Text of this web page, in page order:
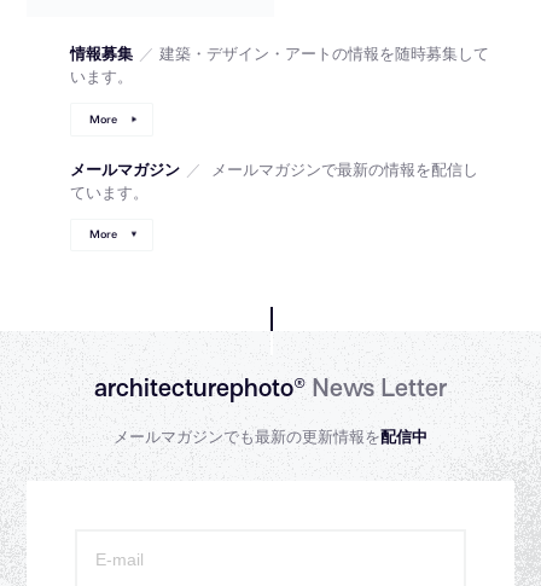
情報募集 ／ 建築・デザイン・アートの情報を随時募集して
います。
More
メールマガジン ／
メールマガジンで最新の情報を配信し
ています。
More
architecturephoto®News Letter
メールマガジンでも最新の更新情報を配信中